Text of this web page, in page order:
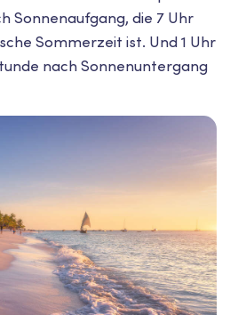
Sonnenaufgang, die 7 Uhr
Sommerzeit ist. Und 1 Uhr
nach Sonnenuntergang